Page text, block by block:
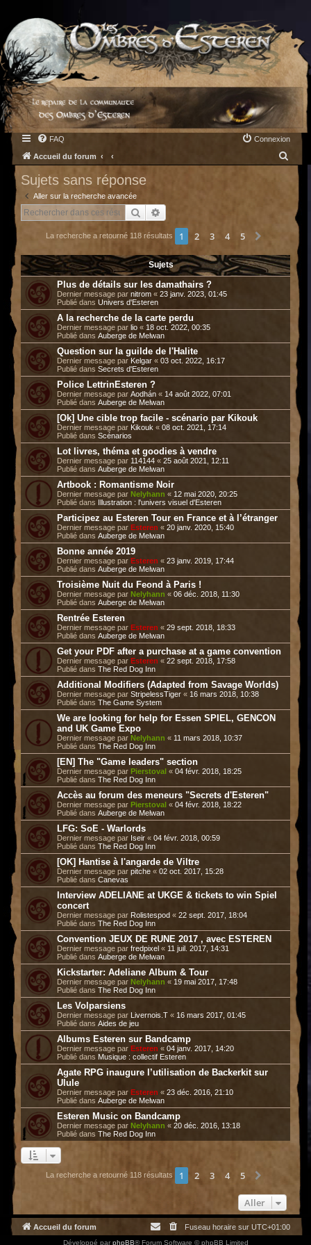
FAQ Connexion
Accueil du forum
c
h
Sujets sans réponse
Aller sur la recherche avancée
Rechercher
La recherche a retourné 118 résultats 1 2 3 4 5
Sujets
Plus de détails sur les damathairs ?
Dernier message par nitrom « 23 janv. 2023, 01:45
Publié dans Univers d'Esteren
A la recherche de la carte perdu
Dernier message par lio « 18 oct. 2022, 00:35
Publié dans Auberge de Melwan
Question sur la guilde de l'Halite
Dernier message par Kelgar « 03 oct. 2022, 16:17
Publié dans Secrets d'Esteren
Police LettrinEsteren ?
Dernier message par Aodhán « 14 août 2022, 07:01
Publié dans Auberge de Melwan
[Ok] Une cible trop facile - scénario par Kikouk
Dernier message par Kikouk « 08 oct. 2021, 17:14
Publié dans Scénarios
Lot livres, théma et goodies à vendre
Dernier message par 114144 « 25 août 2021, 12:11
Publié dans Auberge de Melwan
Artbook : Romantisme Noir
Dernier message par Nelyhann « 12 mai 2020, 20:25
Publié dans
Illustration : l'univers visuel d'Esteren
Participez au Esteren Tour en France et à l’étranger
Dernier message par Esteren « 20 janv. 2020, 15:40
Publié dans Auberge de Melwan
Bonne année 2019
Dernier message par Esteren « 23 janv. 2019, 17:44
Publié dans Auberge de Melwan
Troisième Nuit du Feond à Paris !
Dernier message par Nelyhann « 06 déc. 2018, 11:30
Publié dans Auberge de Melwan
Rentrée Esteren
Dernier message par Esteren « 29 sept. 2018, 18:33
Publié dans Auberge de Melwan
Get your PDF after a purchase at a game convention
Dernier message par Esteren « 22 sept. 2018, 17:58
Publié dans The Red Dog Inn
Additional Modifiers (Adapted from Savage Worlds)
Dernier message par StripelessTiger « 16 mars 2018, 10:38
Publié dans The Game System
We are looking for help for Essen SPIEL, GENCON
and UK Game Expo
Dernier message par Nelyhann « 11 mars 2018, 10:37
Publié dans The Red Dog Inn
[EN] The "Game leaders" section
Dernier message par Pierstoval « 04 févr. 2018, 18:25
Publié dans The Red Dog Inn
Accès au forum des meneurs "Secrets d'Esteren"
Dernier message par Pierstoval « 04 févr. 2018, 18:22
Publié dans Auberge de Melwan
LFG: SoE - Warlords
Dernier message par Iseir « 04 févr. 2018, 00:59
Publié dans The Red Dog Inn
[OK] Hantise à l'angarde de Viltre
Dernier message par pitche « 02 oct. 2017, 15:28
Publié dans Canevas
Interview ADELIANE at UKGE & tickets to win Spiel
concert
Dernier message par Rolistespod « 22 sept. 2017, 18:04
Publié dans The Red Dog Inn
Convention JEUX DE RUNE 2017 , avec ESTEREN
Dernier message par fredpixel « 11 juil. 2017, 14:31
Publié dans Auberge de Melwan
Kickstarter: Adeliane Album & Tour
Dernier message par Nelyhann « 19 mai 2017, 17:48
Publié dans The Red Dog Inn
Les Volparsiens
Dernier message par Livernois.T « 16 mars 2017, 01:45
Publié dans Aides de jeu
Albums Esteren sur Bandcamp
Dernier message par Esteren « 04 janv. 2017, 14:20
Publié dans Musique : collectif Esteren
Agate RPG inaugure l’utilisation de Backerkit sur
Ulule
Dernier message par Esteren « 23 déc. 2016, 21:10
Publié dans Auberge de Melwan
Esteren Music on Bandcamp
Dernier message par Nelyhann « 20 déc. 2016, 13:18
Publié dans The Red Dog Inn
La recherche a retourné 118 résultats 1 2 3 4 5
Aller
Accueil du forum Fuseau horaire sur UTC+01:00
Développé par phpBB® Forum Software © phpBB Limited